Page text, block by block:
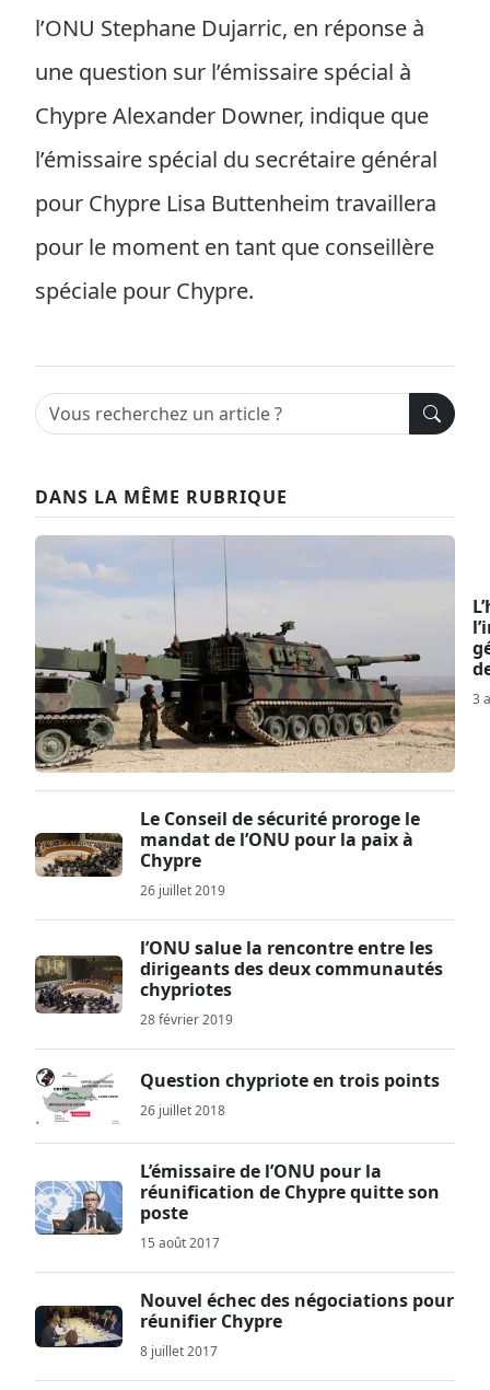
l’ONU Stephane Dujarric, en réponse à
une question sur l’émissaire spécial à
Chypre Alexander Downer, indique que
l’émissaire spécial du secrétaire général
pour Chypre Lisa Buttenheim travaillera
pour le moment en tant que conseillère
spéciale pour Chypre.
DANS LA MÊME RUBRIQUE
3
Le Conseil de sécurité proroge le
mandat de l’ONU pour la paix à
Chypre
26 juillet 2019
l’ONU salue la rencontre entre les
dirigeants des deux communautés
chypriotes
28 février 2019
Question chypriote en trois points
26 juillet 2018
L’émissaire de l’ONU pour la
réunification de Chypre quitte son
poste
15 août 2017
Nouvel échec des négociations pour
réunifier Chypre
8 juillet 2017